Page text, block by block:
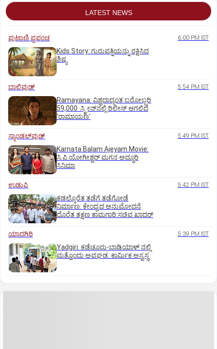
LATEST NEWS
ಪುಟಾಣಿ ಪ್ರಪಂಚ 6:00 PM IST
Kids Story: ಗುರುಪತ್ನಿಯನ್ನು ರಕ್ಷಿಸಿದ
ಶಿಷ್ಯ
ಬಾಲಿವುಡ್‌ 5:54 PM IST
Ramayana: ವಿಶ್ವದಾದ್ಯಂತ ಬರೋಬ್ಬರಿ
59,000 ಸ್ಕ್ರೀನ್‌ನಲ್ಲಿ ರಿಲೀಸ್‌ ಆಗಲಿದೆ
'ರಾಮಾಯಣ'
ಸ್ಯಾಂಡಲ್‌ವುಡ್‌ 5:49 PM IST
Karnata Balam Ajeyam Movie:
ಸಿ.ಪಿ.ಯೋಗೀಶ್ವರ್‌ ಮಗನ ಅದ್ಧೂರಿ
ಸಿನಿಮಾ
ಉಡುಪಿ 5:42 PM IST
ಕಡಲ್ಕೊರೆತ ತಡೆಗೆ ತಡೆಗೋಡೆ
ನಿರ್ಮಾಣ: ಕೇಂದ್ರದ ಅನುಮೋದನೆ
ದೊರೆತ ತಕ್ಷಣ ಕಾಮಗಾರಿ:ಸಚಿವ ಖಾದರ್
ಯಾದಗಿರಿ 5:39 PM IST
Yadgiri: ಕಡೆಚೂರು-ಬಾಡಿಯಾಳ್ ನಲ್ಲಿ
ಮತ್ತೊಂದು ಅವಘಡ: ಕಾರ್ಮಿಕ ಅಸ್ವಸ್ಥ